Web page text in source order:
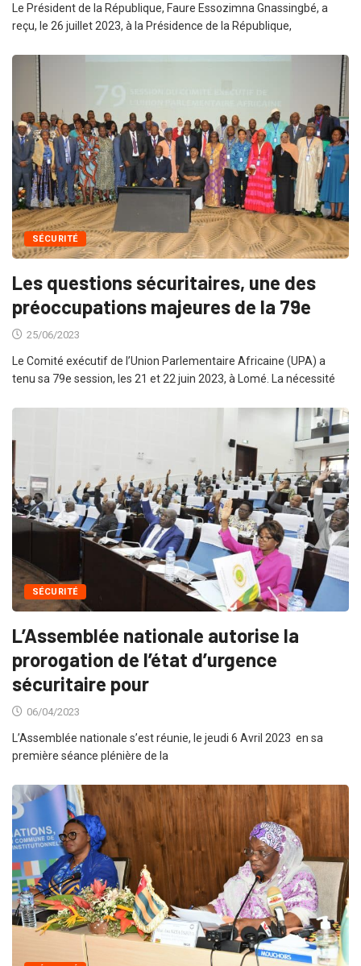
Le Président de la République, Faure Essozimna Gnassingbé, a
reçu, le 26 juillet 2023, à la Présidence de la République,
SÉCURITÉ
Les questions sécuritaires, une des
préoccupations majeures de la 79e
25/06/2023
Le Comité exécutif de l’Union Parlementaire Africaine (UPA) a
tenu sa 79e session, les 21 et 22 juin 2023, à Lomé. La nécessité
SÉCURITÉ
L’Assemblée nationale autorise la
prorogation de l’état d’urgence
sécuritaire pour
06/04/2023
L’Assemblée nationale s’est réunie, le jeudi 6 Avril 2023 en sa
première séance plénière de la